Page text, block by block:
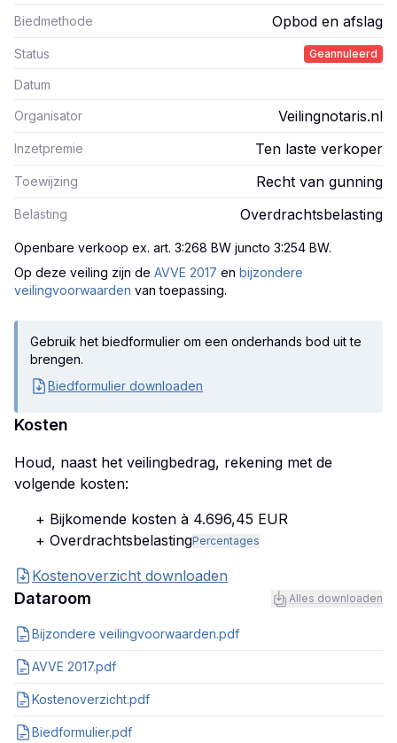
Biedmethode Opbod en afslag
Status Geannuleerd
Datum
Organisator Veilingnotaris.nl
Inzetpremie Ten laste verkoper
Toewijzing Recht van gunning
Belasting Overdrachtsbelasting
Openbare verkoop ex. art. 3:268 BW juncto 3:254 BW.
Op deze veiling zijn de AVVE 2017 en bijzondere
veilingvoorwaarden van toepassing.
Gebruik het biedformulier om een onderhands bod uit te
brengen.
Biedformulier downloaden
Kosten
Houd, naast het veilingbedrag, rekening met de
volgende kosten:
+ Bijkomende kosten à 4.696,45 EUR
+ OverdrachtsbelastingPercentages
Kostenoverzicht downloaden
Dataroom Alles downloaden
Bijzondere veilingvoorwaarden.pdf
AVVE 2017.pdf
Kostenoverzicht.pdf
Biedformulier.pdf